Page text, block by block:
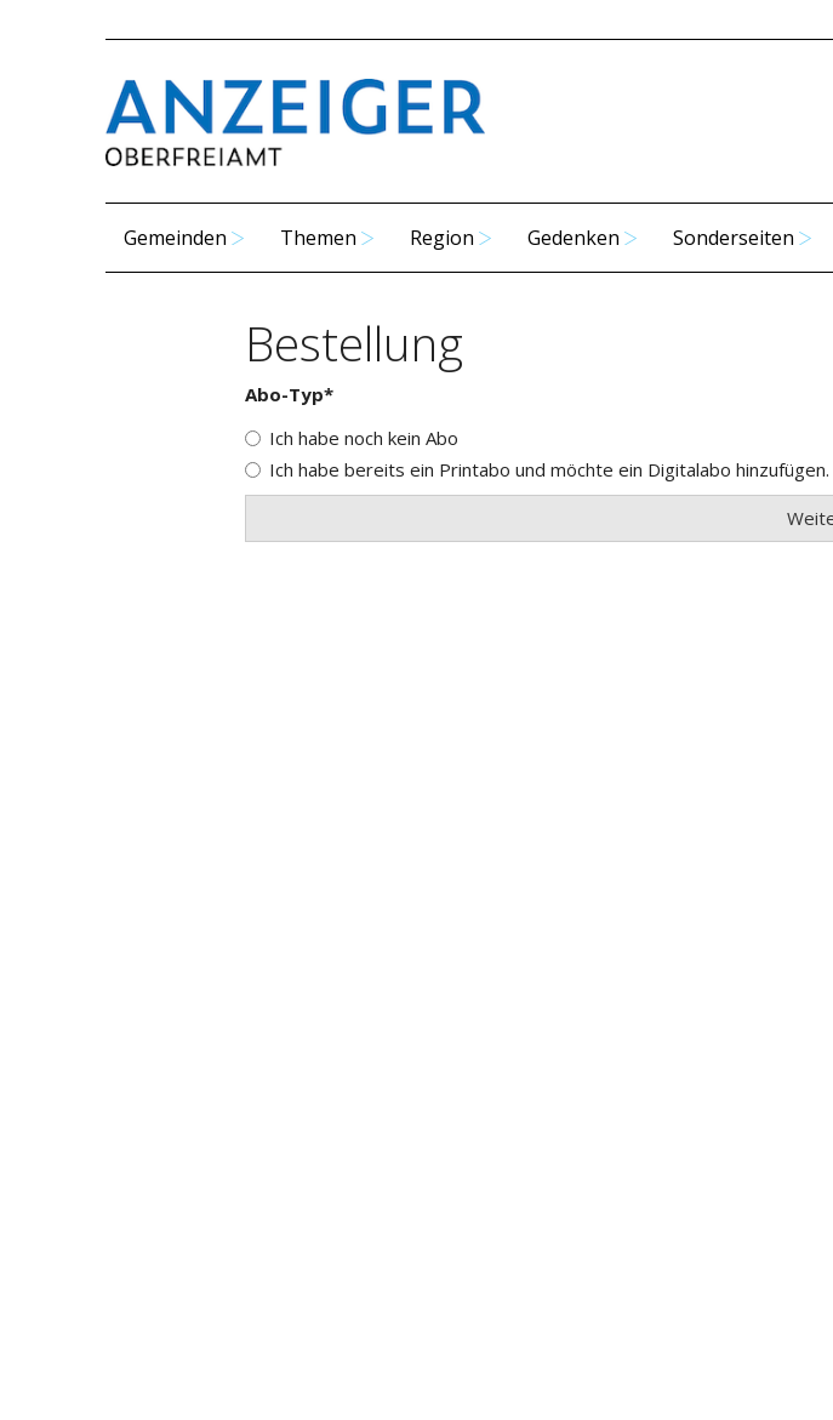
Gemeinden Themen Region Gedenken Sonderseiten